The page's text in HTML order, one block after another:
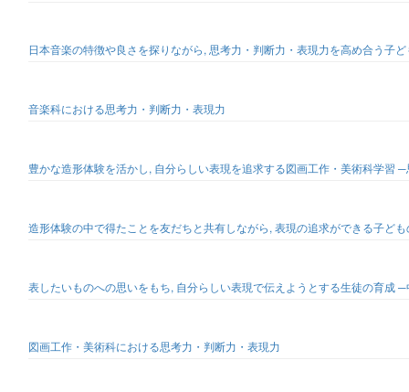
日本音楽の特徴や良さを探りながら, 思考力・判断力・表現力を高め合う子
音楽科における思考力・判断力・表現力
豊かな造形体験を活かし, 自分らしい表現を追求する図画工作・美術科学習
造形体験の中で得たことを友だちと共有しながら, 表現の追求ができる子ど
表したいものへの思いをもち, 自分らしい表現で伝えようとする生徒の育成
図画工作・美術科における思考力・判断力・表現力